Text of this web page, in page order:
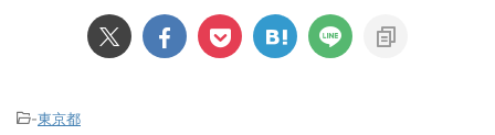
-東京都